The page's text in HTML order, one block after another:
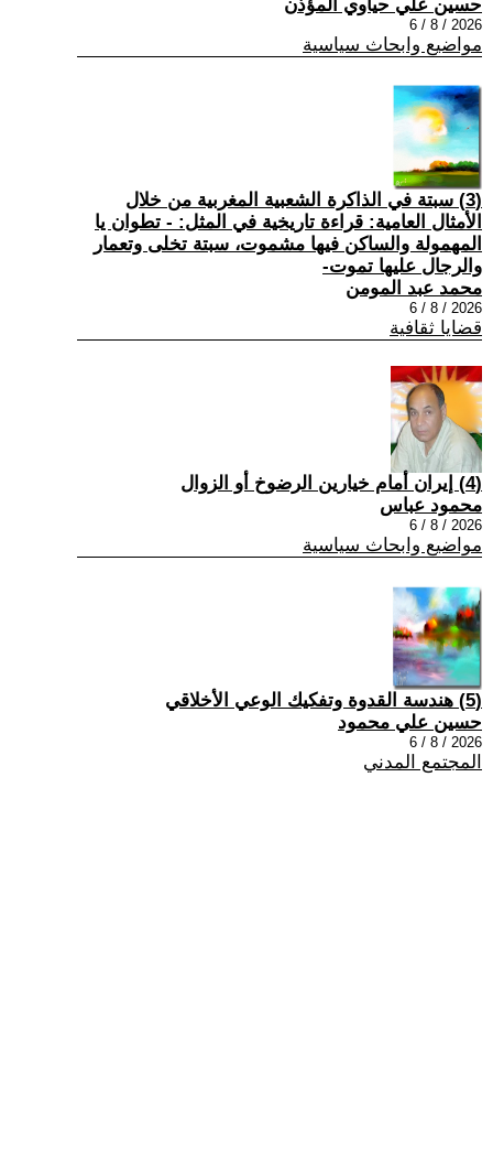
حسين علي حياوي المؤذن
2026 / 8 / 6
مواضيع وابحاث سياسية
(3) سبتة في الذاكرة الشعبية المغربية من خلال
الأمثال العامية: قراءة تاريخية في المثل: - تطوان يا
المهمولة والساكن فيها مشموت، سبتة تخلى وتعمار
والرجال عليها تموت-
محمد عبد المومن
2026 / 8 / 6
قضايا ثقافية
(4) إيران أمام خيارين الرضوخ أو الزوال
محمود عباس
2026 / 8 / 6
مواضيع وابحاث سياسية
(5) هندسة القدوة وتفكيك الوعي الأخلاقي
حسين علي محمود
2026 / 8 / 6
المجتمع المدني